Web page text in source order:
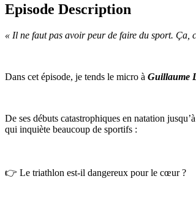
Episode Description
« Il ne faut pas avoir peur de faire du sport. Ça,
Dans cet épisode, je tends le micro à Guillaume
De ses débuts catastrophiques en natation
qui inquiète beaucoup de sportifs :
👉 Le triathlon est-il dangereux pour le cœur ?